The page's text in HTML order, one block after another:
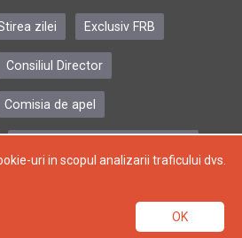
zilei Exclusiv FRB
Consiliul Director
Comisia de apel
Romana de Baschet. Toate
uri in scopul analizarii traficului dvs.
OK